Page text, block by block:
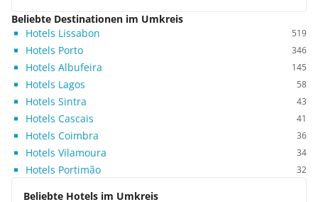
Beliebte Destinationen im Umkreis
Hotels Lissabon
519
Hotels Porto 346
Hotels Albufeira 145
Hotels Lagos 58
Hotels Sintra 43
Hotels Cascais 41
Hotels Coimbra 36
Hotels Vilamoura 34
Hotels Portimão 32
Beliebte Hotels im Umkreis